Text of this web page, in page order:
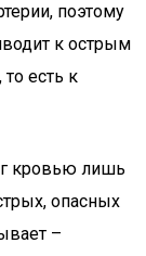
поэтому
к острым
есть к
кровью лишь
опасных
–